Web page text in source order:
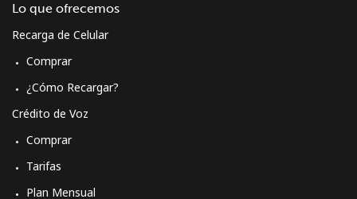
Lo que ofrecemos
Recarga de Celular
Comprar
¿Cómo Recargar?
Crédito de Voz
Comprar
Tarifas
Plan Mensual